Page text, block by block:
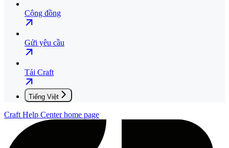
Cộng đồng
Gửi yêu cầu
Tải Craft
Tiếng Việt
Craft Help Centerhome page